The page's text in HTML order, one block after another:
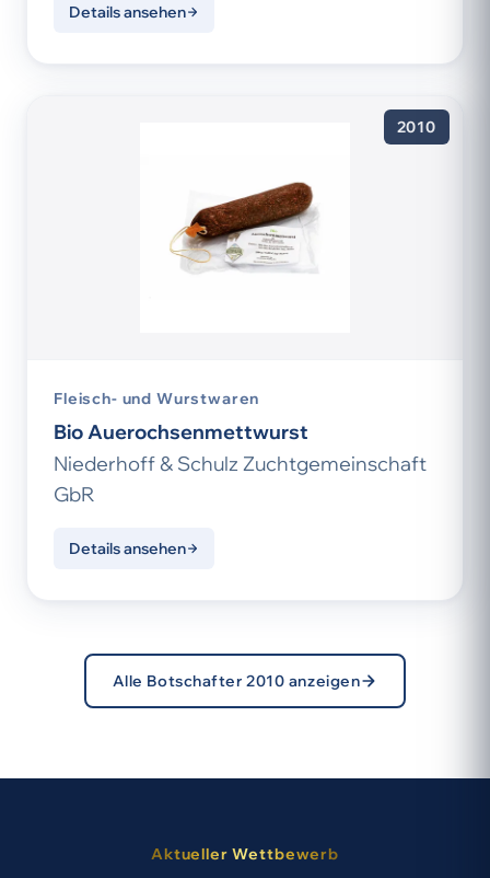
Details ansehen
2010
Fleisch- und Wurstwaren
Bio Auerochsenmettwurst
Niederhoff & Schulz Zuchtgemeinschaft
GbR
Details ansehen
Alle Botschafter 2010 anzeigen
Aktueller Wettbewerb